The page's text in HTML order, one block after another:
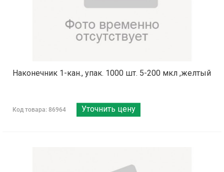
Наконечник 1-кан., упак. 1000 шт. 5-200 мкл ,желтый
Код товара: 86964 Уточнить цену